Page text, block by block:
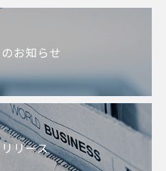
お知らせ
リース